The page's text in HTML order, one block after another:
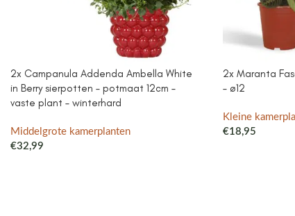
2x Campanula Addenda Ambella White
in Berry sierpotten – potmaat 12cm –
vaste plant – winterhard
Middelgrote kamerplanten
€32,99
2x Maranta
– ø12
Kleine
€18,95